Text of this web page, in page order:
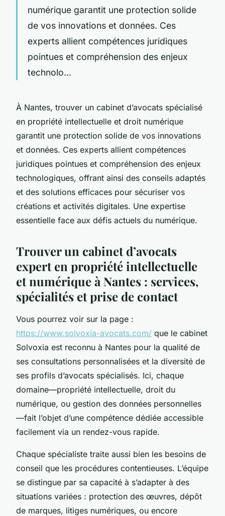
numérique garantit une protection solide
de vos innovations et données. Ces
experts allient compétences juridiques
pointues et compréhension des enjeux
technolo...
À Nantes, trouver un cabinet d’avocats spécialisé
en propriété intellectuelle et droit numérique
garantit une protection solide de vos innovations
et données. Ces experts allient compétences
juridiques pointues et compréhension des enjeux
technologiques, offrant ainsi des conseils adaptés
et des solutions efficaces pour sécuriser vos
créations et activités digitales. Une expertise
essentielle face aux défis actuels du numérique.
Trouver un cabinet d’avocats
expert en propriété intellectuelle
et numérique à Nantes : services,
spécialités et prise de contact
Vous pourrez voir sur la page :
https://www.solvoxia-avocats.com/ que le cabinet
Solvoxia est reconnu à Nantes pour la qualité de
ses consultations personnalisées et la diversité de
ses profils d’avocats spécialisés. Ici, chaque
domaine—propriété intellectuelle, droit du
numérique, ou gestion des données personnelles
—fait l’objet d’une compétence dédiée accessible
facilement via un rendez-vous rapide.
Chaque spécialiste traite aussi bien les besoins de
conseil que les procédures contentieuses. L’équipe
se distingue par sa capacité à s’adapter à des
situations variées : protection des œuvres, dépôt
de marques, litiges numériques, ou encore